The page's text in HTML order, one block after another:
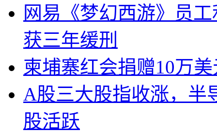
网易《梦幻西游》员
获三年缓刑
柬埔寨红会捐赠10万
A股三大股指收涨，半
股活跃